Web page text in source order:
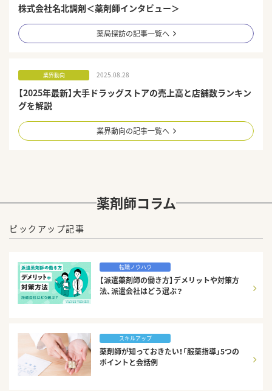
株式会社名北調剤＜薬剤師インタビュー＞
薬局探訪の記事一覧へ
業界動向 2025.08.28
【2025年最新】大手ドラッグストアの売上高と店舗数ランキン
グを解説
業界動向の記事一覧へ
薬剤師コラム
ピックアップ記事
転職ノウハウ
【派遣薬剤師の働き方】デメリットや対策方
法、派遣会社はどう選ぶ？
スキルアップ
薬剤師が知っておきたい！「服薬指導」5つの
ポイントと会話例